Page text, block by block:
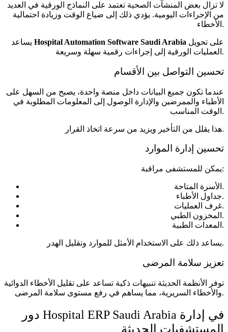
لا تزال بعض المنشآت الصحية تعتمد على النماذج الورقية في العديد
من الإجراءات اليومية. يؤدي ذلك إلى ضياع الوقت وزيادة احتمالية
الأخطاء.
Hospital Automation Software Saudi Arabia
العمليات الورقية إلى إجراءات رقمية سهلة وسريعة.
تحسين التواصل بين الأقسام
عندما تكون جميع البيانات داخل منصة واحدة، يصبح من السهل على
الأطباء والممرضين والإدارة الوصول إلى المعلومات المطلوبة في
الوقت المناسب.
هذا يقلل من التأخير ويزيد من سرعة اتخاذ القرار.
تحسين إدارة الموارد
يمكن للمستشفى مراقبة:
الأسرة المتاحة.
جداول الأطباء.
غرف العمليات.
المخزون الطبي.
المعدات الطبية.
يساعد ذلك على الاستخدام الأمثل للموارد وتقليل الهدر.
تعزيز سلامة المرضى
توفر الأنظمة الحديثة تنبيهات ذكية تساعد على تقليل الأخطاء الدوائية
والأخطاء السريرية، مما يساهم في رفع مستوى سلامة المرضى.
دور Hospital ERP Saudi Arabia في إدارة
المستشفيات الحديثة